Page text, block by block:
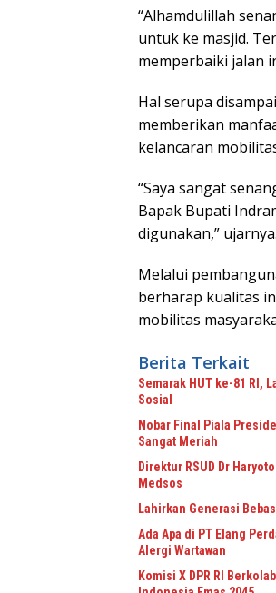
“Alhamdulillah
untuk ke masjid.
memperbaiki jalan
Hal serupa
memberikan
kelancaran
“Saya sangat
Bapak Bupati
digunakan,” ujarnya.
Melalui
berharap kualitas
mobilitas
Berita Terkait
Semarak HUT ke-81 RI,
Sosial
Nobar Final Piala
Sangat Meriah
Direktur RSUD Dr
Medsos
Lahirkan Generasi
Ada Apa di PT Elang
Alergi Wartawan
Komisi X DPR RI